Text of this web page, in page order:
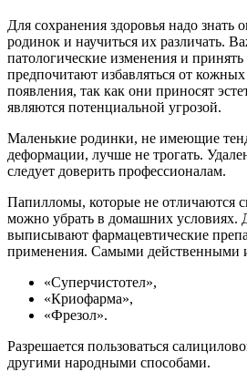
Для сохранения здоровья надо знать
родинок и научиться их различать.
патологические изменения и
предпочитают избавляться от
появления, так как они приносят
являются потенциальной угрозой.
Маленькие родинки, не имеющие
деформации, лучше не трогать.
следует доверить профессионалам.
Папилломы, которые не отличаются
можно убрать в домашних условиях.
выписывают фармацевтические
применения. Самыми действенными
«Суперчистотел»,
«Криофарма»,
«Фрезол».
Разрешается пользоваться
другими народными способами.